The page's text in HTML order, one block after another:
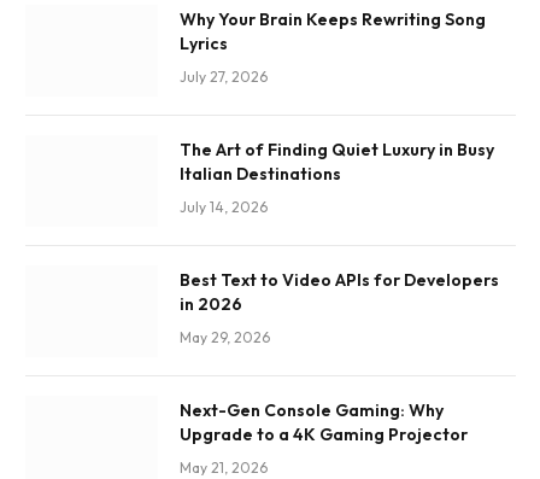
Why Your Brain Keeps Rewriting Song
Lyrics
July 27, 2026
The Art of Finding Quiet Luxury in Busy
Italian Destinations
July 14, 2026
Best Text to Video APIs for Developers
in 2026
May 29, 2026
Next-Gen Console Gaming: Why
Upgrade to a 4K Gaming Projector
May 21, 2026